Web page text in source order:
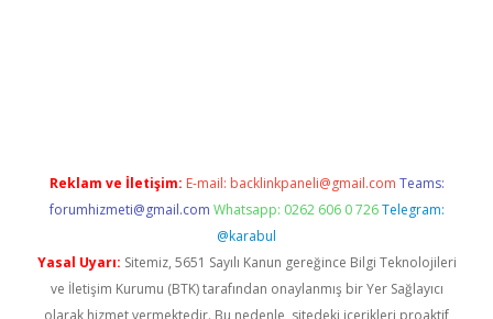
Reklam ve İletişim: E-mail: backlinkpaneli@gmail.com Teams:
forumhizmeti@gmail.com Whatsapp: 0262 606 0 726 Telegram:
@karabul
Yasal Uyarı: Sitemiz, 5651 Sayılı Kanun gereğince Bilgi Teknolojileri
ve İletişim Kurumu (BTK) tarafından onaylanmış bir Yer Sağlayıcı
olarak hizmet vermektedir. Bu nedenle, sitedeki içerikleri proaktif